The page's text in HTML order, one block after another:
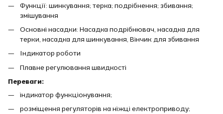
Функції: шинкування; терка; подрібнення; збивання;
змішування
Основні насадки: Насадка подрібнювач, насадка для
терки, насадка для шинкування, Вінчик для збивання
Індикатор роботи
Плавне регулювання швидкості
Переваги:
індикатор функціонування;
розміщення регуляторів на ніжці електроприводу;